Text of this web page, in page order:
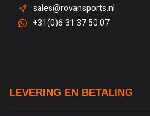
sales@rovansports.nl
+31(0)6 31 37 50 07
LEVERING EN BETALING